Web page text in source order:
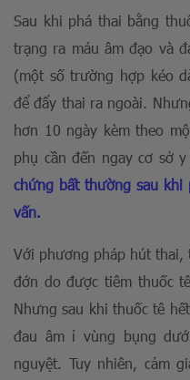
Sau khi phá thai bằng
trạng ra máu âm đạo và
(một số trường hợp kéo
để đẩy thai ra ngoài.
hơn 10 ngày kèm theo
phụ cần đến ngay cơ sở
chứng bất thường sau khi
vấn.
Với phương pháp hút thai,
đớn do được tiêm thuốc
Nhưng sau khi thuốc tê
đau âm ỉ vùng bụng
nguyệt. Tuy nhiên, cảm